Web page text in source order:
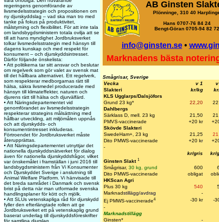
regeringens genomförande av
livsmedelsstrategin och propositionen om
ny djurskyddslag – vad ska man tro med
tanke på fokus på produktivitet,
målstyrning och flexibilitet. För att inte tala
om landsbygdsministern totala ovilja att se
till att hans myndighet Jordbruksverket
tolkar livsmedelsstrategin med hänsyn till
dagens kunskap och med respekt för
konsument – och djurskyddsintresset.
Därför följande önskelista:
• Att politikerna tar sitt ansvar och beslutar
om regelverk som gör valet av svensk mat
till det hållbara alternativet. Ett regelverk,
som respekterar medborgarnas rätt till
hälsa, säkra livsmedel producerade med
hänsyn till klimateffekter, naturen och
djurens rätt till hälsa och djurvälfärd.
• Att Näringsdepartementet vid
genomförandet av livsmedelsstrategin
respekterar strategins målsättning med
hållbar utveckling, att miljömålen uppnås
och att djurskydds- och
konsumentintresset inkluderas.
Förtroendet för Jordbruksverket måste
återupprättas.
• Att Näringsdepartementet utnyttjar det
nationella djurskyddsnätverket för dialog
även för nationella djurskyddsfrågor, vilket
var önskemålet i framställan i juni 2016 till
landsbygdsministern från Vi Konsumenter
och Djurskyddet Sverige i anslutning till
Animal Welfare Platform. Vi hänvisade till
det breda samrådet i Danmark och svensk
brist på detta när man utformade svenska
handlingsplaner för kött och mjölk.
• Att SLUs vetenskapliga råd för djurskydd
fyller den efterlängtade rollen att ge
Jordbruksverket ett på vetenskaplig grund
baserat underlag till djurskyddsföreskrifter
för samtliga djurslag
AB Ginsten
Plönninge, 310 40
Hans 0707-76 84 24
Bengt-Göran 0705-94 82 72
info@ginsten.se•
Marknadens bästa
Smågrisar, Sverige
Vecka
v 1
v
Slakteri
kr/kg
KLS Ugglarps/Dalsjöfors
Grund 23 kg*
22,20
Dahlbergs
Särklass D, mell. 23 kg
21,50
PMVS-vaccinerade
+20 kr
Skövde Slakteri
SwedeHam+, 23 kg
21,25
Dito PMWS-vaccinerade
+20 kr
-
kr/gris
kr/
Ginsten Slakt 1
Smågrisar, 30 kg, grund 600
Dito PMWS-vaccinerade
obligat
HKScan Agri
Plus 30 kg
540
Marknadstillägg/avdrag
-
Ej PMWS-vaccinerade4 -30 kr
-
-
Marknadstillägg
Ginsten*
-